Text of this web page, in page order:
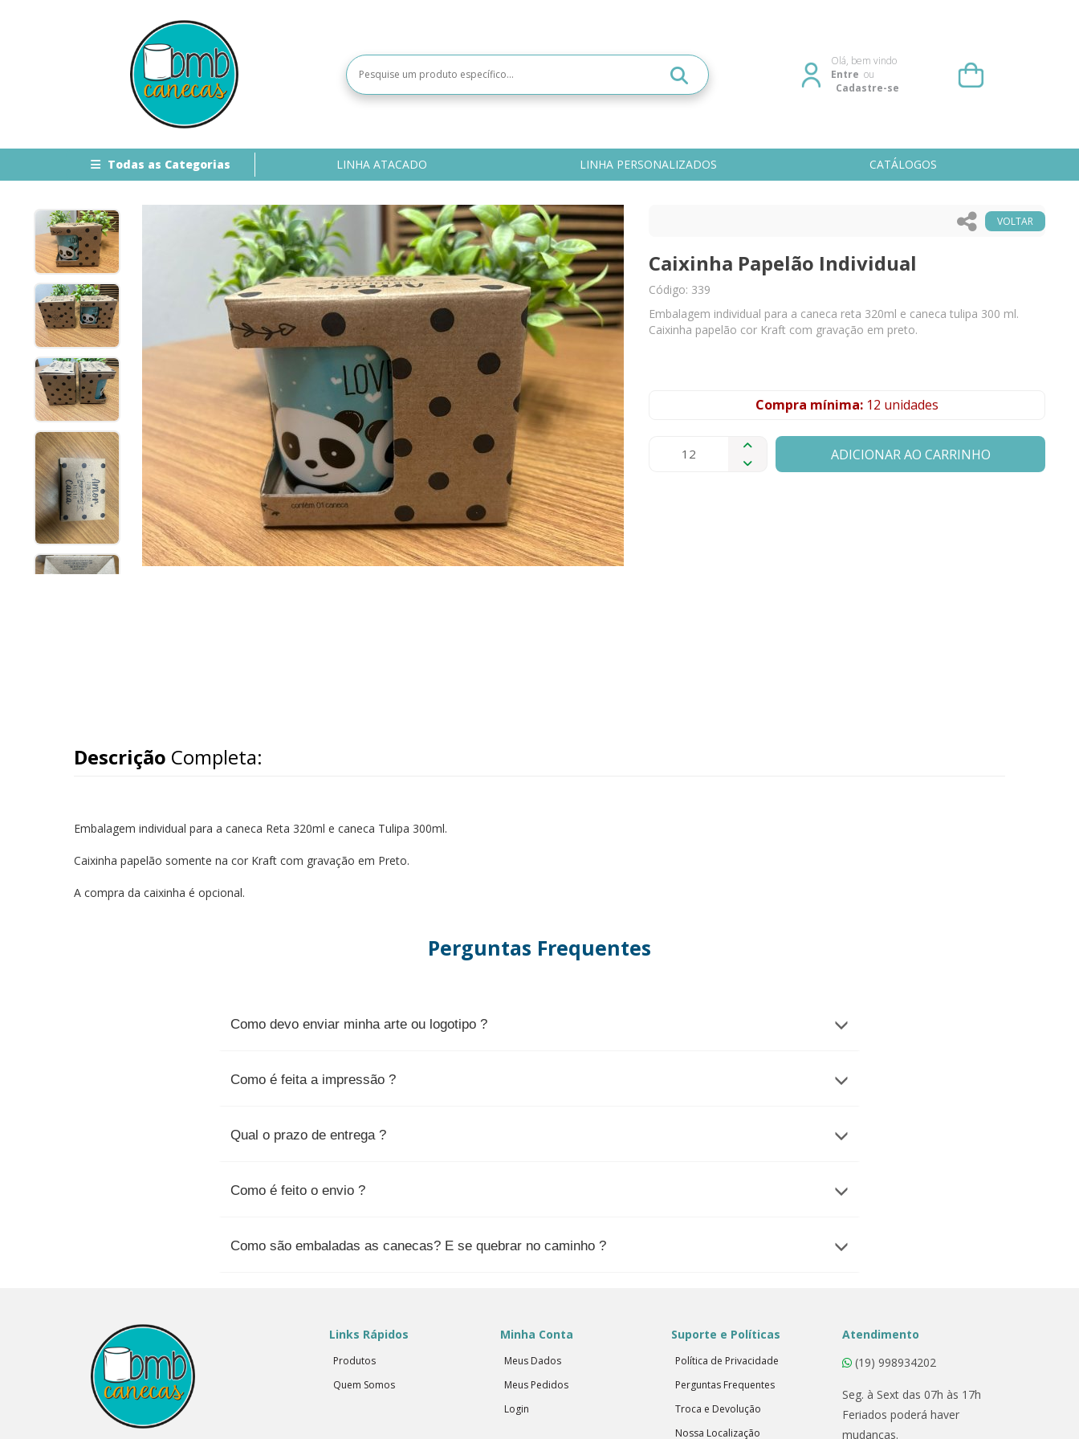
Olá, bem vindo
Entreou
Cadastre-se
Todas as Categorias LINHA ATACADO LINHA PERSONALIZADOS CATÁLOGOS
VOLTAR
Caixinha Papelão Individual
Código: 339
Embalagem individual para a caneca reta 320ml e caneca tulipa 300 ml.
Caixinha papelão cor Kraft com gravação em preto.
Compra mínima: 12 unidades
ADICIONAR AO CARRINHO
Descrição Completa:
Embalagem individual para a caneca Reta 320ml e caneca Tulipa 300ml.
Caixinha papelão somente na cor Kraft com gravação em Preto.
A compra da caixinha é opcional.
Perguntas Frequentes
Como devo enviar minha arte ou logotipo ?
Como é feita a impressão ?
Qual o prazo de entrega ?
Como é feito o envio ?
Como são embaladas as canecas? E se quebrar no caminho ?
Links Rápidos
Produtos
Quem Somos
Minha Conta
Meus Dados
Meus Pedidos
Login
Suporte e Políticas
Política de Privacidade
Perguntas Frequentes
Troca e Devolução
Nossa Localização
Atendimento
(19) 998934202
Seg. à Sext das 07h às 17h
Feriados poderá haver
mudanças.